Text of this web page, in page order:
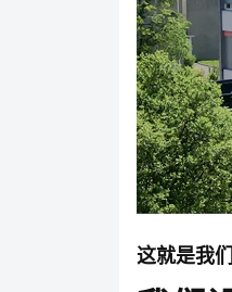
这就是我们